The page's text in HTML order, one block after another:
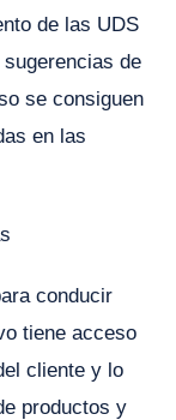
de las UDS
de
se consiguen
en las
conducir
tiene acceso
cliente y lo
productos y